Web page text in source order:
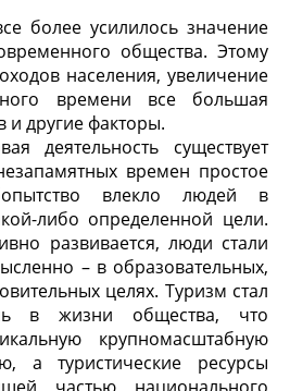
более усилилось значение
общества. Этому
населения, увеличение
времени все большая
и другие факторы.
деятельность существует
времен простое
влекло людей в
либо определенной цели.
развивается, люди стали
– в образовательных,
целях. Туризм стал
в жизни общества, что
крупномасштабную
а туристические ресурсы